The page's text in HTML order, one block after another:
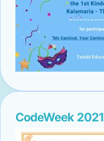
CodeWeek 2021